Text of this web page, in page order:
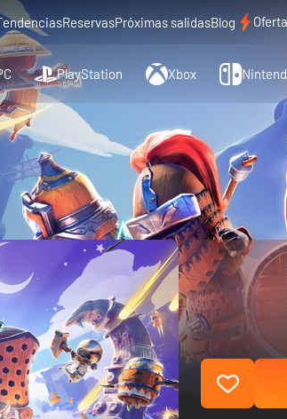
ReservasPróximas salidasBlog
PlayStation Xbox